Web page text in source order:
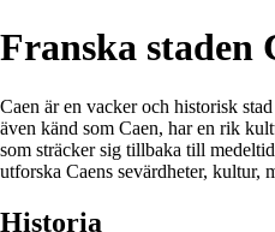
Franska staden
Caen är en vacker och historisk
även känd som Caen, har en rik
som sträcker sig tillbaka till
utforska Caens sevärdheter, kultur,
Historia